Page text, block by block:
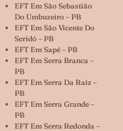
EFT Em São Sebastião
Do Umbuzeiro – PB
EFT Em São Vicente Do
Seridó – PB
EFT Em Sapé – PB
EFT Em Serra Branca –
PB
EFT Em Serra Da Raiz –
PB
EFT Em Serra Grande –
PB
EFT Em Serra Redonda –